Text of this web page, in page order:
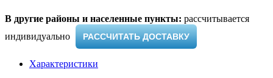
В другие районы и населенные пункты: рассчитывается
индивидуально ​
РАССЧИТАТЬ ДОСТАВКУ
Характеристики